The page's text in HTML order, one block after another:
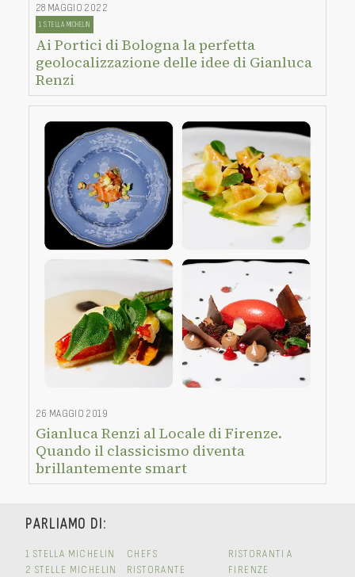
28 MAGGIO 2022
1 STELLA MICHELIN
Ai Portici di Bologna la perfetta
geolocalizzazione delle idee di Gianluca
Renzi
26 MAGGIO 2019
Gianluca Renzi al Locale di Firenze.
Quando il classicismo diventa
brillantemente smart
PARLIAMO DI:
1 STELLA MICHELIN
2 STELLE MICHELIN
CHEFS
RISTORANTE
RISTORANTI A
FIRENZE